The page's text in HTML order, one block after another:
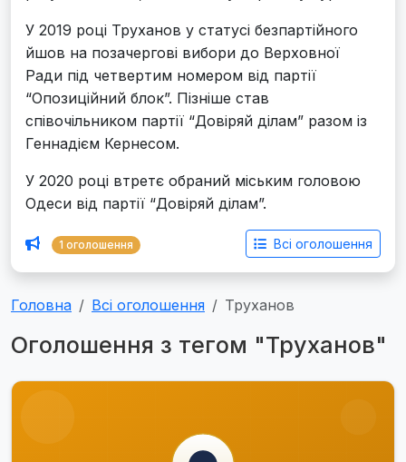
У 2019 році Труханов у статусі безпартійного
йшов на позачергові вибори до Верховної
Ради під четвертим номером від партії
“Опозиційний блок”. Пізніше став
співочільником партії “Довіряй ділам” разом із
Геннадієм Кернесом.
У 2020 році втретє обраний міським головою
Одеси від партії “Довіряй ділам”.
1 оголошення Всі оголошення
Головна Всі оголошення Труханов
Оголошення з тегом "Труханов"